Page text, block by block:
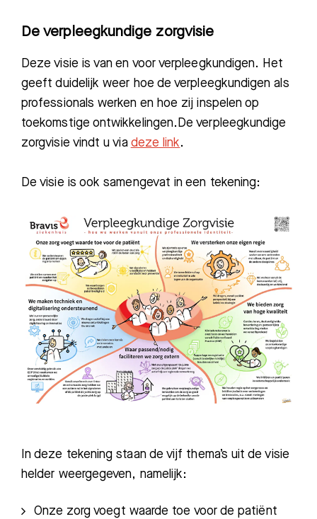
Zoeken
Meest gezocht:
Bezoektijden
Afspraak maken
De verpleegkundige zorgvisie
Deze visie is van en voor verpleegkundigen. Het
geeft duidelijk weer hoe de verpleegkundigen als
professionals werken en hoe zij inspelen op
toekomstige ontwikkelingen.De verpleegkundige
zorgvisie vindt u viadeze link.
De visie is ook samengevat in een tekening:
In deze tekening staan de vijf thema’s uit de visie
helder weergegeven, namelijk:
Onze zorg voegt waarde toe voor de patiënt